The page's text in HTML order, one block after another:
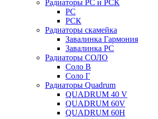
Радиаторы РС и РСК
РС
РСК
Радиаторы скамейка
Завалинка Гармония
Завалинка РС
Радиаторы СОЛО
Соло В
Соло Г
Радиаторы Quadrum
QUADRUM 40 V
QUADRUM 60V
QUADRUM 60H